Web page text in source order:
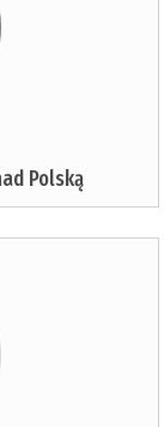
Polską